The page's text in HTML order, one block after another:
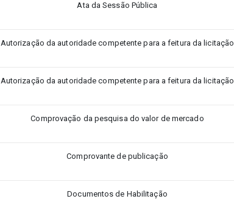
Ata da Sessão Pública
Autorização da autoridade competente para a feitura da licitação
Autorização da autoridade competente para a feitura da licitação
Comprovação da pesquisa do valor de mercado
Comprovante de publicação
Documentos de Habilitação